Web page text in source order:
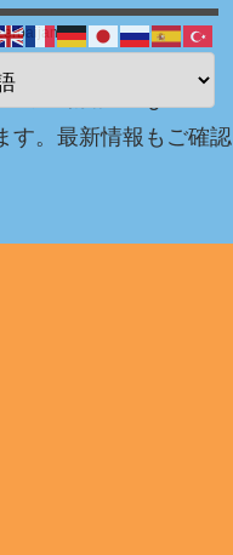
ャン情報 Blog！
す。最新情報もご確認